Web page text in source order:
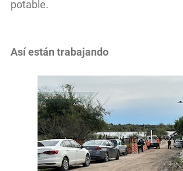
potable.
Así están trabajando